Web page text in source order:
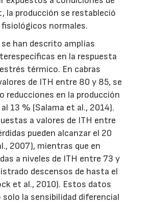
la producción se restableció
normales.
han descrito amplias
en la respuesta
térmico. En cabras
de ITH entre 80 y 85, se
reducciones en la producción
13 % (Salama et al., 2014).
a valores de ITH entre
pueden alcanzar el 20
2007), mientras que en
a niveles de ITH entre 73 y
descensos de hasta el
et al., 2010). Estos datos
solo la sensibilidad diferencial